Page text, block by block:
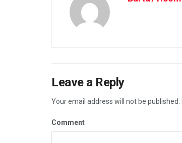
Leave a Reply
Your email address will not be published.
Comment